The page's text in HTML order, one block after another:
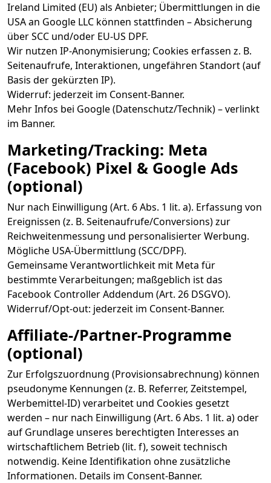
Ireland Limited (EU) als Anbieter; Übermittlungen in die
USA an Google LLC können stattfinden – Absicherung
über SCC und/oder EU-US DPF.
Wir nutzen IP-Anonymisierung; Cookies erfassen z. B.
Seitenaufrufe, Interaktionen, ungefähren Standort (auf
Basis der gekürzten IP).
Widerruf: jederzeit im Consent-Banner.
Mehr Infos bei Google (Datenschutz/Technik) – verlinkt
im Banner.
Marketing/Tracking: Meta
(Facebook) Pixel & Google Ads
(optional)
Nur nach Einwilligung (Art. 6 Abs. 1 lit. a). Erfassung von
Ereignissen (z. B. Seitenaufrufe/Conversions) zur
Reichweitenmessung und personalisierter Werbung.
Mögliche USA-Übermittlung (SCC/DPF).
Gemeinsame Verantwortlichkeit mit Meta für
bestimmte Verarbeitungen; maßgeblich ist das
Facebook Controller Addendum (Art. 26 DSGVO).
Widerruf/Opt-out: jederzeit im Consent-Banner.
Affiliate-/Partner-Programme
(optional)
Zur Erfolgszuordnung (Provisionsabrechnung) können
pseudonyme Kennungen (z. B. Referrer, Zeitstempel,
Werbemittel-ID) verarbeitet und Cookies gesetzt
werden – nur nach Einwilligung (Art. 6 Abs. 1 lit. a) oder
auf Grundlage unseres berechtigten Interesses an
wirtschaftlichem Betrieb (lit. f), soweit technisch
notwendig. Keine Identifikation ohne zusätzliche
Informationen. Details im Consent-Banner.